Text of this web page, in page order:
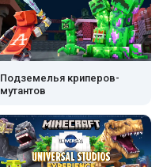
Подземелья криперов-
мутантов